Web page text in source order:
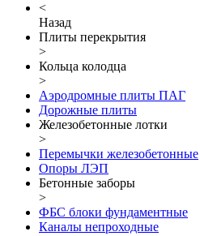
<
Назад
Плиты перекрытия
>
Кольца колодца
>
Аэродромные плиты ПАГ
Дорожные плиты
Железобетонные лотки
>
Перемычки железобетонные
Опоры ЛЭП
Бетонные заборы
>
ФБС блоки фундаментные
Каналы непроходные